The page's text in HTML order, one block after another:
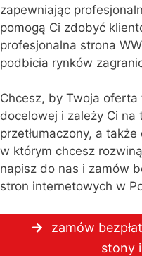
zapewniając
pomogą Ci zdobyć
profesjonalna strona
podbicia rynków
Chcesz, by Twoja oferta
docelowej i zależy Ci na
przetłumaczony, a
w którym chcesz
napisz do nas i zamów
stron internetowych w
zamów
stony